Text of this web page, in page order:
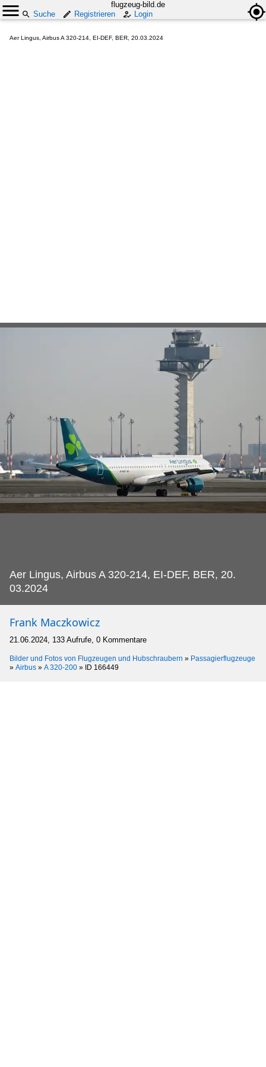
flugzeug-bild.de
Suche
Registrieren Login
Aer Lingus, Airbus A 320-214, EI-DEF, BER, 20.03.2024
Aer Lingus, Airbus A 320-214, EI-DEF, BER, 20.
03.2024
Frank Maczkowicz
21.06.2024, 133 Aufrufe, 0 Kommentare
Bilder und Fotos von Flugzeugen und Hubschraubern » Passagierflugzeuge
» Airbus » A 320-200 » ID 166449